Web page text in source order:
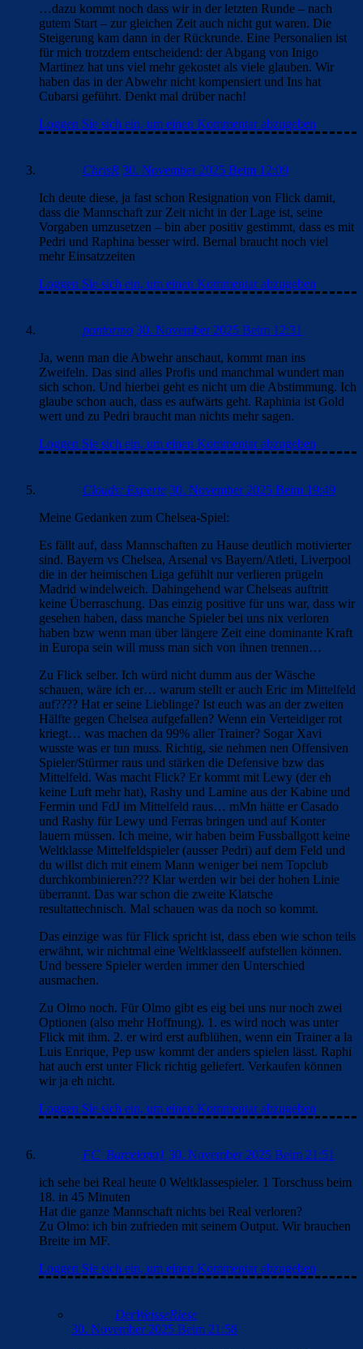
…dazu kommt noch dass wir in der letzten Runde – nach
gutem Start – zur gleichen Zeit auch nicht gut waren. Die
Steigerung kam dann in der Rückrunde. Eine Personalien ist
für mich trotzdem entscheidend: der Abgang von Inigo
Martinez hat uns viel mehr gekostet als viele glauben. Wir
haben das in der Abwehr nicht kompensiert und Ins hat
Cubarsi geführt. Denkt mal drüber nach!
Loggen Sie sich ein, um einen Kommentar abzugeben
Ich deute diese, ja fast schon Resignation von Flick damit,
Vorgaben umzusetzen – bin aber positiv gestimmt, dass es mit
Pedri und Raphina besser wird. Bernal braucht noch viel
mehr Einsatzzeiten
Loggen Sie sich ein, um einen Kommentar abzugeben
sich schon. Und hierbei geht es nicht um die Abstimmung. Ich
wert und zu Pedri braucht man nichts mehr sagen.
Loggen Sie sich ein, um einen Kommentar abzugeben
Clouds: Experte 30. November 2025 Beim 19:49
Es fällt auf, dass Mannschaften zu Hause deutlich motivierter
die in der heimischen Liga gefühlt nur verlieren prügeln
Madrid windelweich. Dahingehend war Chelseas auftritt
keine Überraschung. Das einzig positive für uns war, dass wir
haben bzw wenn man über längere Zeit eine dominante Kraft
in Europa sein will muss man sich von ihnen trennen…
Zu Flick selber. Ich würd nicht dumm aus der Wäsche
schauen, wäre ich er… warum stellt er auch Eric im Mittelfeld
auf???? Hat er seine Lieblinge? Ist euch was an der zweiten
Hälfte gegen Chelsea aufgefallen? Wenn ein Verteidiger rot
kriegt… was machen da 99% aller Trainer? Sogar Xavi
Spieler/Stürmer raus und stärken die Defensive bzw das
Mittelfeld. Was macht Flick? Er kommt mit Lewy (der eh
keine Luft mehr hat), Rashy und Lamine aus der Kabine und
Fermin und FdJ im Mittelfeld raus… mMn hätte er Casado
und Rashy für Lewy und Ferras bringen und auf Konter
lauern müssen. Ich meine, wir haben beim Fussballgott keine
Weltklasse Mittelfeldspieler (ausser Pedri) auf dem Feld und
du willst dich mit einem Mann weniger bei nem Topclub
durchkombinieren??? Klar werden wir bei der hohen Linie
überrannt. Das war schon die zweite Klatsche
resultattechnisch. Mal schauen was da noch so kommt.
Das einzige was für Flick spricht ist, dass eben wie schon teils
erwähnt, wir nichtmal eine Weltklasseelf aufstellen können.
Und bessere Spieler werden immer den Unterschied
ausmachen.
Optionen (also mehr Hoffnung). 1. es wird noch was unter
Flick mit ihm. 2. er wird erst aufblühen, wenn ein Trainer a la
Luis Enrique, Pep usw kommt der anders spielen lässt. Raphi
hat auch erst unter Flick richtig geliefert. Verkaufen können
Loggen Sie sich ein, um einen Kommentar abzugeben
FC_Barcelona1 30. November 2025 Beim 21:51
ich sehe bei Real heute 0 Weltklassespieler. 1 Torschuss beim
18. in 45 Minuten
Zu Olmo: ich bin zufrieden mit seinem Output. Wir brauchen
Loggen Sie sich ein, um einen Kommentar abzugeben
War klar, dass du mal wieder Real erwähnst :D.
Loggen Sie sich ein, um einen Kommentar abzugeben
FC_Barcelona1
Ich hab Bezug auf@cloudsgenommen, der
abspricht und möchte, dass wir die abgeben.
Und nur darum der Verweis auf Real.